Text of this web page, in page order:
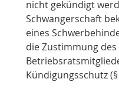
nicht gekündigt
Schwangerschaft
eines
die Zustimmung
Kündigungsschutz (§